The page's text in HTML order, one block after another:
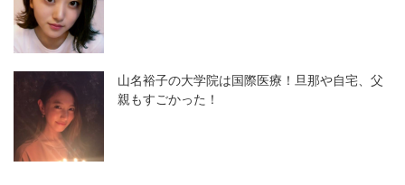
山名裕子の大学院は国際医療！旦那や自宅、父
親もすごかった！